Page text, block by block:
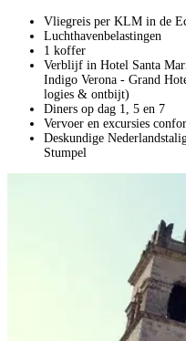
Vliegreis per KLM in de
Luchthavenbelastingen
1 koffer
Verblijf in Hotel Santa
Indigo Verona - Grand
logies & ontbijt)
Diners op dag 1, 5 en 7
Vervoer en excursies
Deskundige
Stumpel